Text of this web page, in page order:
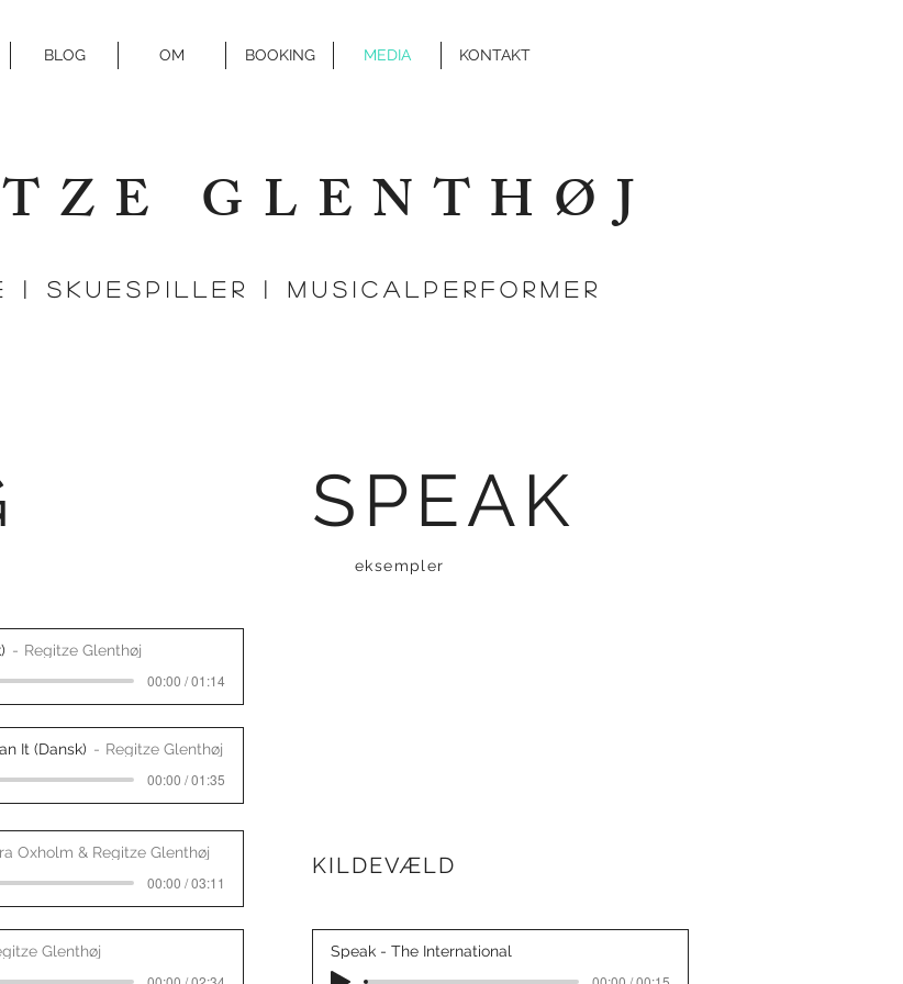
BLOG OM BOOKING MEDIA KONTAKT
GLENTHØJ
| SKUESPILLER | MUSICALPERFORMER
Regitze Glenthøj
00:00 / 01:14
It (Dansk) Regitze Glenthøj
00:00 / 01:35
Oxholm & Regitze Glenthøj
00:00 / 03:11
Glenthøj
SPEAK
eksempler
KILDEVÆLD
Speak - The International